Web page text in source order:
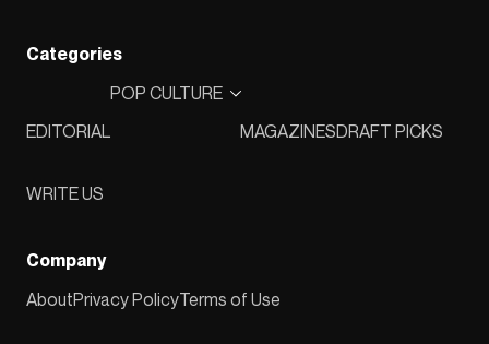
Categories
EDITORIAL
POP CULTURE
MAGAZINESDRAFT PICKS
WRITE US
Company
AboutPrivacy PolicyTerms of Use